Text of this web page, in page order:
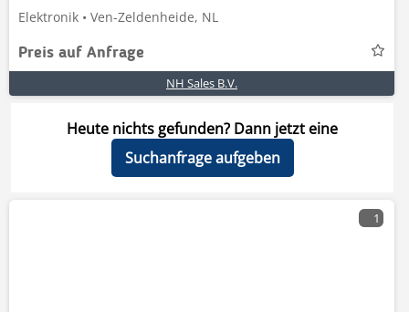
Elektronik • Ven-Zeldenheide, NL
Preis auf Anfrage
NH Sales B.V.
Heute nichts gefunden? Dann jetzt eine
Suchanfrage aufgeben
1